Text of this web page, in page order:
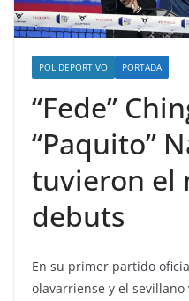
POLIDEPORTIVO PORTADA
“Fede”
“Paquito”
tuvieron el
debuts
En su primer partido
olavarriense y el